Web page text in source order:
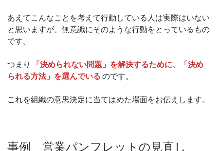
あえてこんなことを考えて行動している人は実際はいない
と思いますが、無意識にそのような行動をとっているもの
です。
つまり
「決められない問題」を解決するために、「決め
られる方法」を選んでいる のです。
これを組織の意思決定に当てはめた場面をお伝えします。
事例 営業パンフレットの見直し